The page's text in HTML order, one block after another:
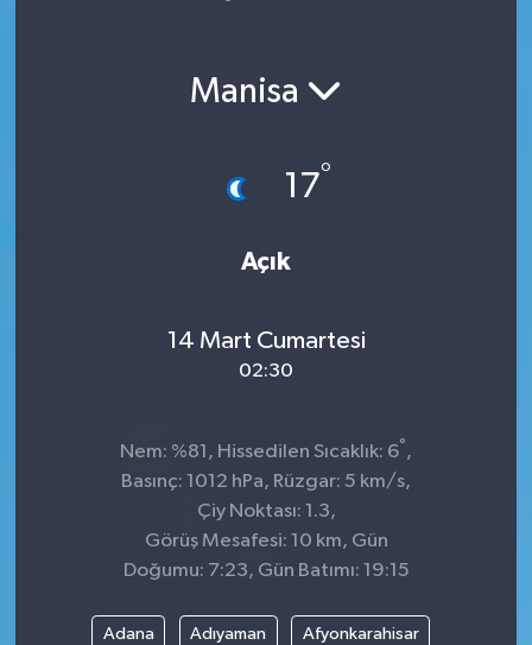
Manisa
17°
Açık
14 Mart Cumartesi
02:30
Nem: %81, Hissedilen Sıcaklık: 6° ,
Basınç: 1012 hPa, Rüzgar: 5 km/s,
Çiy Noktası: 1.3,
Görüş Mesafesi: 10 km, Gün
Doğumu: 7:23, Gün Batımı: 19:15
Adana Adıyaman Afyonkarahisar